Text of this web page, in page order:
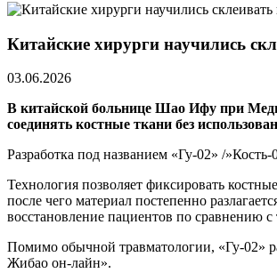
Китайские хирурги научились
03.06.2026
В китайской больнице Шао Ифу при
соединять костные ткани без
Разработка под названием «Гу-02» /
Технология позволяет фиксировать
после чего материал постепенно
восстановление пациентов по сравнению
Помимо обычной травматологии, «Гу-02»
Жибао он-лайн».